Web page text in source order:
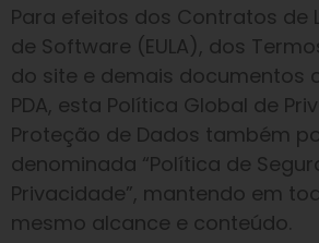
Para efeitos dos Contratos de
de Software (EULA), dos
do site e demais documentos
PDA, esta Política Global de
Proteção de Dados também
denominada “Política de
Privacidade”, mantendo em
mesmo alcance e conteúdo.